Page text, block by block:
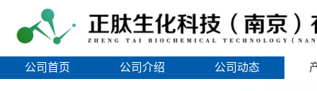
公司首页 公司介绍 公司动态